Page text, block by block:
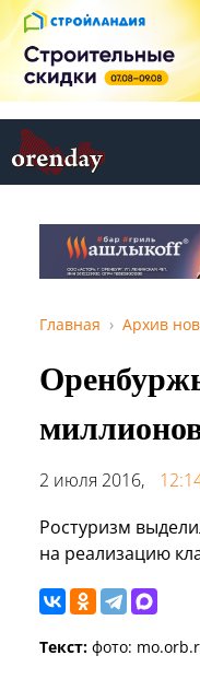
Главная Архив
2 июля 2016,
Ростуризм
на реализацию
Текст: фото: